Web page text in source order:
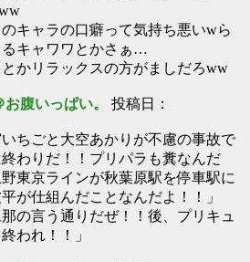
キャラの口癖って気持ち悪いwら
キャワワとかさぁ…
かリラックスの方がましだろww
腹いっぱい。 投稿日：
ちごと大空あかりが不慮の事故で
わりだ！！プリパラも糞なんだ
東京ラインが秋葉原駅を停車駅に
が仕組んだことなんだよ！！」
の言う通りだぜ！！後、プリキュ
われ！！」